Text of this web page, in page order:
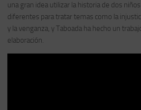
una gran idea utilizar la historia de dos
diferentes para tratar temas como la
y la venganza, y Taboada ha hecho un
elaboración.